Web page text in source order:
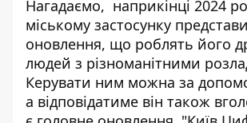
Нагадаємо, наприкінці 2024
міському застосунку
оновлення, що роблять його
людей з різноманітними
Керувати ним можна за
а відповідатиме він також